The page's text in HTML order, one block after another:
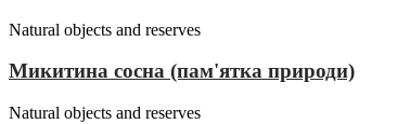
Natural objects and reserves
Микитина сосна (пам'ятка природи)
Natural objects and reserves